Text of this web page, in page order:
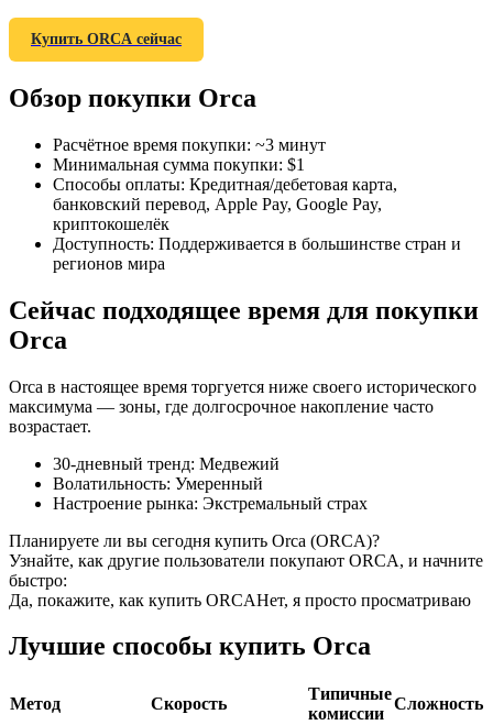
Фьючерсы на COIN-M
Криптовалютные фьючерсы
TradFi
сырьевые товары
USDC фьючерсы
Фьючерсы с использованием USDC в качестве
обеспечения
Купить ORCA сейчас
Обзор покупки Orca
Расчётное время покупки: ~3 минут
Минимальная сумма покупки: $1
Способы оплаты: Кредитная/дебетовая карта,
банковский перевод, Apple Pay, Google Pay,
криптокошелёк
Доступность: Поддерживается в большинстве стран и
регионов мира
Сейчас подходящее время для покупки
Orca
Orca в настоящее время торгуется ниже своего исторического
максимума — зоны, где долгосрочное накопление часто
возрастает.
30-дневный тренд: Медвежий
Волатильность: Умеренный
Настроение рынка: Экстремальный страх
Планируете ли вы сегодня купить Orca (ORCA)?
Узнайте, как другие пользователи покупают ORCA, и начните
быстро:
Да, покажите, как купить ORCAНет, я просто просматриваю
Лучшие способы купить Orca
Метод Скорость
Типичные
комиссии
Сложность